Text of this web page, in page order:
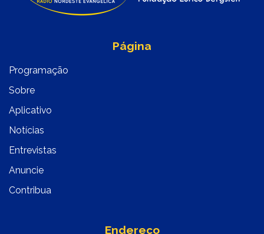
Página
Programação
Sobre
Aplicativo
Notícias
Entrevistas
Anuncie
Contribua
Endereço